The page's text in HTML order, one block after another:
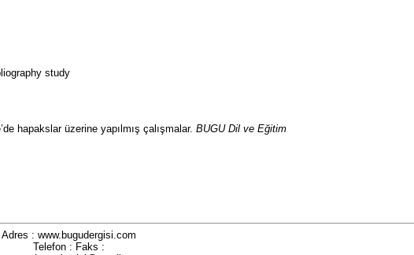
study
hapakslar üzerine yapılmış çalışmalar. BUGU Dil ve Eğitim
Adres : www.bugudergisi.com
Telefon : Faks :